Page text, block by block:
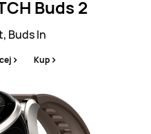
Buds 2
Buds In
Kup